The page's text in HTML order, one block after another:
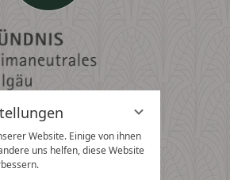
Website. Einige von ihnen
uns helfen, diese Website